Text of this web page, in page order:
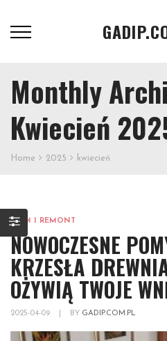
Monthly
Kwiecień
Home 2025 kwiecień
DOM I REMONT
NOWOCZESNE
KRZESŁA
OŻYWIĄ TWOJE
2025-04-09 BY GADIP.COM.PL